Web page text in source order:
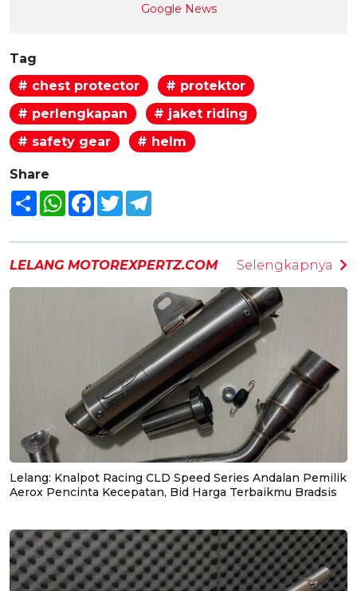
Google News
Tag
# chest protector
# protektor
# perlengkapan
# jaket riding
# safety gear
# helm
Share
Share WhatsAppFacebook
Twitter
LELANG MOTOREXPERTZ.COM Selengkapnya
Lelang: Knalpot Racing CLD Speed Series Andalan Pemilik
Aerox Pencinta Kecepatan, Bid Harga Terbaikmu Bradsis